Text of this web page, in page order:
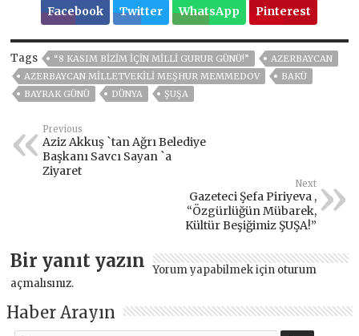
Facebook Twitter WhatsApp Pinterest
Tags “8 KASIM BIZIM IÇIN MILLI GURUR GÜNÜ!”
AZERBAYCAN
AZERBAYCAN MILLETVEKILI MEŞHUR MEMMEDOV
BAKÜ
BAYRAK GÜNÜ
DÜNYA ŞUŞA
Previous
Aziz Akkuş `tan Ağrı Belediye
Başkanı Savcı Sayan `a
Ziyaret
Next
Gazeteci Şefa Piriyeva ,
“Özgürlüğün Mübarek,
Kültür Beşiğimiz ŞUŞA!”
Bir yanıt yazın Yorum yapabilmek için oturum
açmalısınız.
Haber Arayın